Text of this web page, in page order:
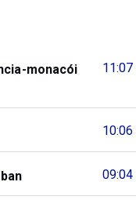
11:07
monacói
10:06
09:04